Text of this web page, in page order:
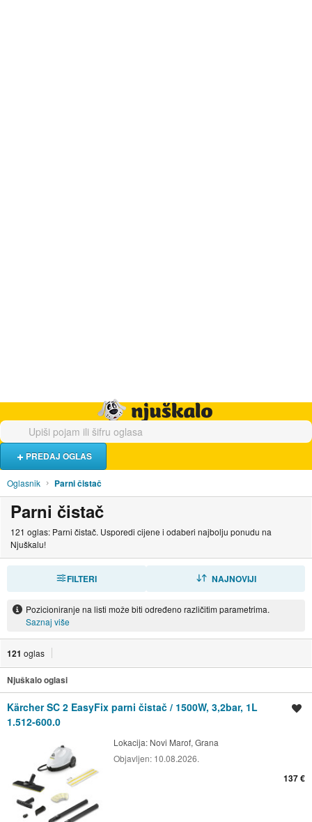
PREDAJ OGLAS
Oglasnik Parni čistač
Parni čistač
121 oglas: Parni čistač. Usporedi cijene i odaberi najbolju ponudu na
Njuškalu!
FILTERI NAJNOVIJI
Pozicioniranje na listi može biti određeno različitim parametrima.
Saznaj više
121 oglas
Njuškalo oglasi
Kärcher SC 2 EasyFix parni čistač / 1500W, 3,2bar, 1L
1.512-600.0
Lokacija: Novi Marof, Grana
Objavljen: 10.08.2026.
137 €